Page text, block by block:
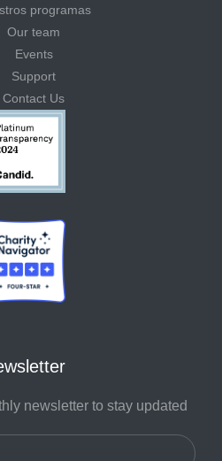
programas
Our team
Events
Support
Contact Us
newsletter to stay updated